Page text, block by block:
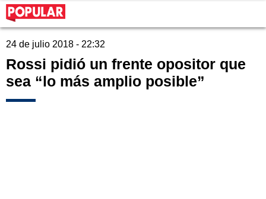
24 de julio 2018 - 22:32
Rossi pidió un frente opositor que
sea “lo más amplio posible”